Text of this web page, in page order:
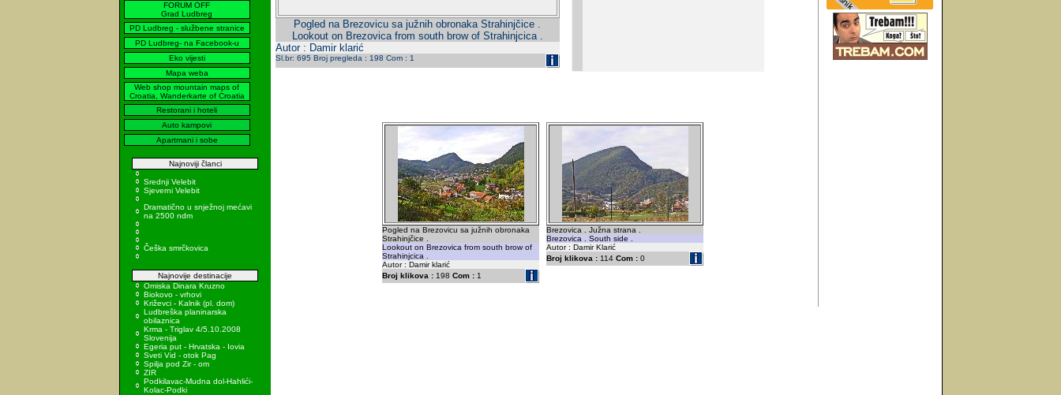
FORUM OFF
Grad Ludbreg
PD Ludbreg - službene stranice
PD Ludbreg- na Facebook-u
Eko vijesti
Mapa weba
Web shop mountain maps of
Croatia, Wanderkarte of Croatia
Restorani i hoteli
Auto kampovi
Apartmani i sobe
Najnoviji članci
Srednji Velebit
Sjeverni Velebit
Dramatično u snježnoj mećavi
na 2500 ndm
Češka smrčkovica
Najnovije destinacije
Omiska Dinara Kruzno
Biokovo - vrhovi
Križevci - Kalnik (pl. dom)
Ludbreška planinarska
obilaznica
Krma - Triglav 4/5.10.2008
Slovenija
Egeria put - Hrvatska - Iovia
Sveti Vid - otok Pag
Spilja pod Zir - om
ZIR
Podkilavac-Mudna dol-Hahlići-
Kolac-Podki
Pogled na Brezovicu sa južnih obronaka Strahinjčice .
Lookout on Brezovica from south brow of Strahinjcica .
Autor : Damir klarić
Sl.br: 695 Broj pregleda : 198 Com : 1
Pogled na Brezovicu sa južnih obronaka
Strahinjčice .
Lookout on Brezovica from south brow of
Strahinjcica .
Autor : Damir klarić
Broj klikova : 198 Com : 1
Brezovica . Južna strana .
Brezovica . South side .
Autor : Damir Klarić
Broj klikova : 114 Com : 0